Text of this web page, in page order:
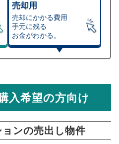
売却用
売却にかかる費用
手元に残る
お金がわかる。
ュレーション
万円
シミュレーター
自動で算出され、手元に残る
谷3丁目
入希望の方向け
ンの売出し物件